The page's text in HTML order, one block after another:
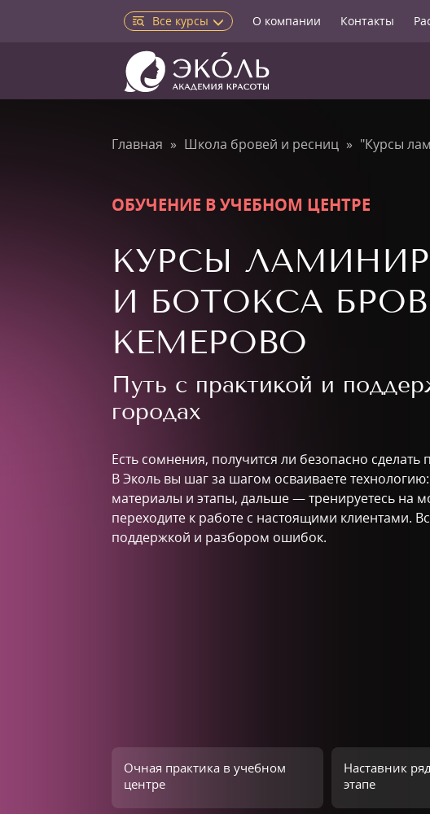
Все курсы О компании Контакты
Главная Школа бровей и ресниц "Курсы
ОБУЧЕНИЕ В УЧЕБНОМ ЦЕНТРЕ
КУРСЫ
И БОТОКСА
КЕМЕРОВО
Путь с практикой и
городах
Есть сомнения, получится ли безопасно
В Эколь вы шаг за шагом осваиваете
материалы и этапы, дальше — тренируетесь на
переходите к работе с настоящими клиентами.
поддержкой и разбором ошибок.
Очная практика в учебном
центре
Наставник
этапе